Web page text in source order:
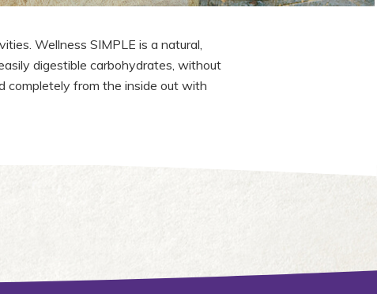
Wellness SIMPLE is a natural,
digestible carbohydrates, without
completely from the inside out with